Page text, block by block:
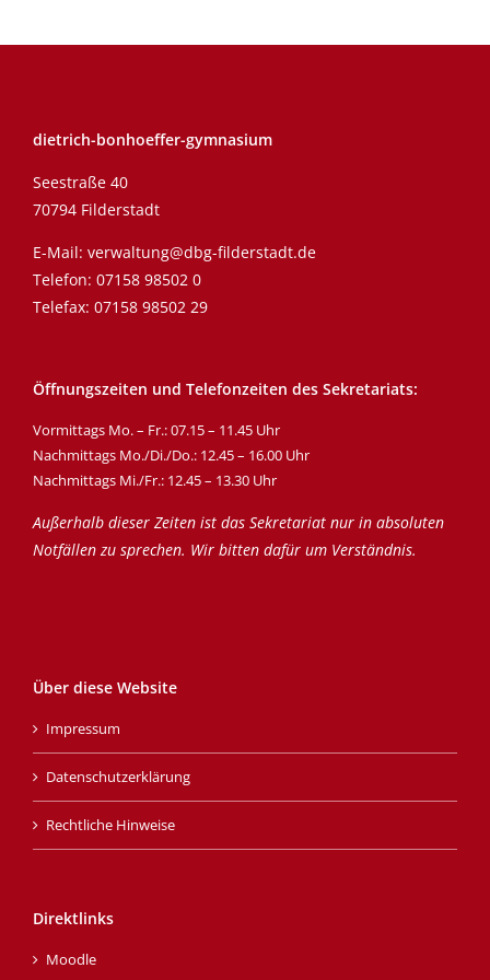
dietrich-bonhoeffer-gymnasium
Seestraße 40
70794 Filderstadt
E-Mail: verwaltung@dbg-filderstadt.de
Telefon: 07158 98502 0
Telefax: 07158 98502 29
Öffnungszeiten und Telefonzeiten des Sekretariats:
Vormittags Mo. – Fr.: 07.15 – 11.45 Uhr
Nachmittags Mo./Di./Do.: 12.45 – 16.00 Uhr
Nachmittags Mi./Fr.: 12.45 – 13.30 Uhr
Außerhalb dieser Zeiten ist das Sekretariat nur in absoluten
Notfällen zu sprechen. Wir bitten dafür um Verständnis.
Über diese Website
Impressum
Datenschutzerklärung
Rechtliche Hinweise
Direktlinks
Moodle